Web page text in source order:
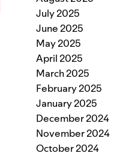
July 2025
June 2025
May 2025
April 2025
March 2025
February 2025
January 2025
December 2024
November 2024
October 2024